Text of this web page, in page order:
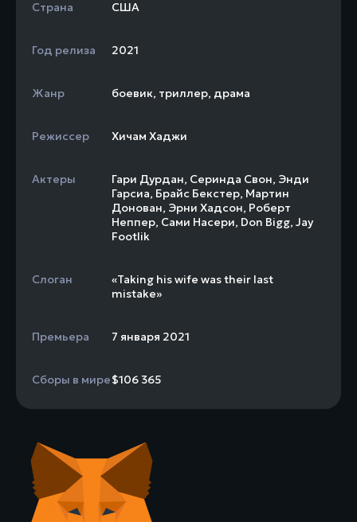
Страна США
Год релиза 2021
Жанр боевик, триллер, драма
Режиссер Хичам Хаджи
Актеры Гари Дурдан, Серинда Свон, Энди
Гарсиа, Брайс Бекстер, Мартин
Донован, Эрни Хадсон, Роберт
Неппер, Сами Насери, Don Bigg, Jay
Footlik
Слоган
«Taking his wife was their last
mistake»
Премьера 7 января 2021
Сборы в мире$106 365